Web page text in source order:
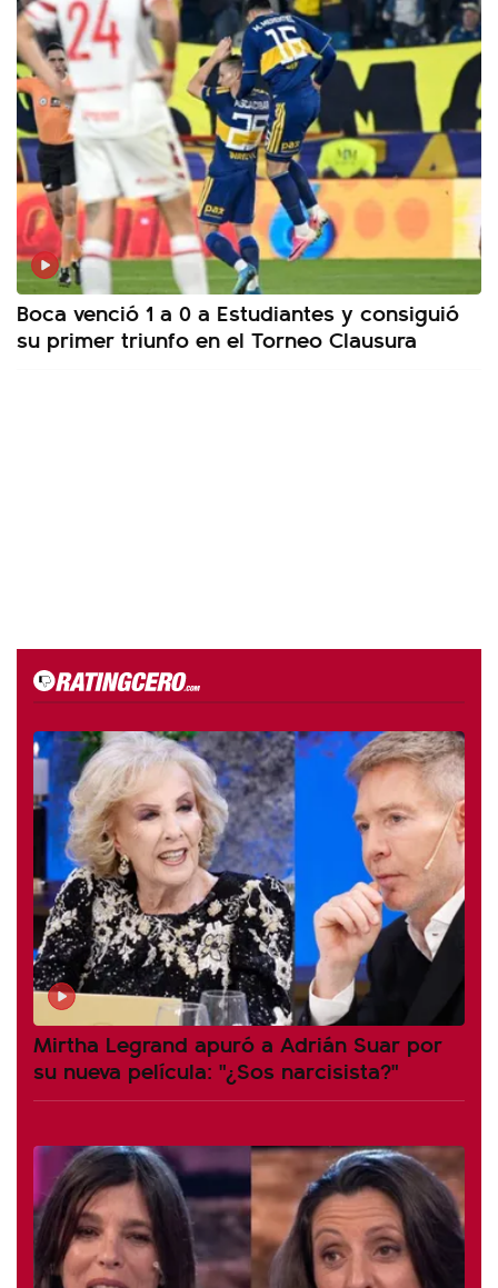
Boca venció 1 a 0 a Estudiantes y consiguió
su primer triunfo en el Torneo Clausura
Mirtha Legrand apuró a Adrián Suar por
su nueva película: "¿Sos narcisista?"